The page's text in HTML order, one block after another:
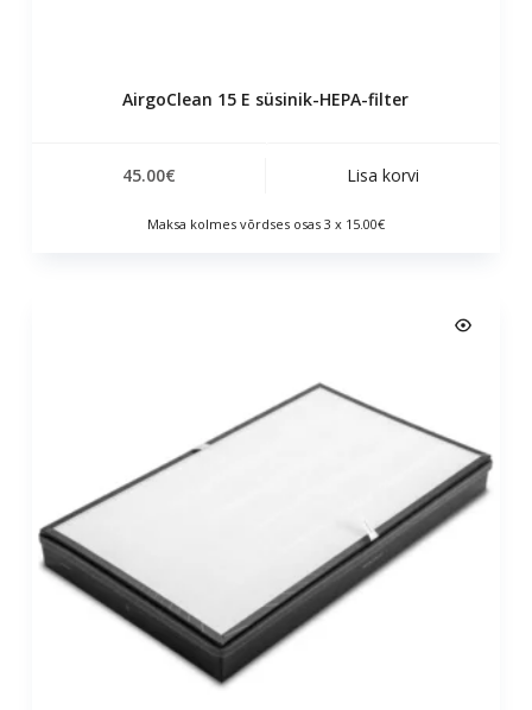
AirgoClean 15 E süsinik-HEPA-filter
45.00€ Lisa korvi
Maksa kolmes võrdses osas 3 x 15.00€